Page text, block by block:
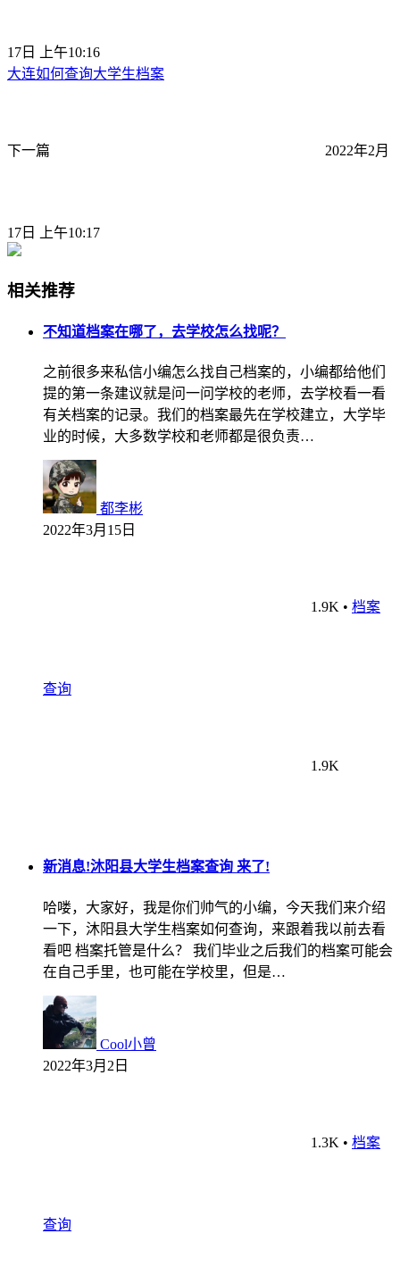
17日 上午10:16
大连如何查询大学生档案
下一篇 2022年2月
17日 上午10:17
相关推荐
不知道档案在哪了，去学校怎么找呢？
之前很多来私信小编怎么找自己档案的，小编都给他们
提的第一条建议就是问一问学校的老师，去学校看一看
有关档案的记录。我们的档案最先在学校建立，大学毕
业的时候，大多数学校和老师都是很负责…
都李彬
2022年3月15日
1.9K • 档案
查询
1.9K
新消息!沐阳县大学生档案查询 来了!
哈喽，大家好，我是你们帅气的小编，今天我们来介绍
一下，沐阳县大学生档案如何查询，来跟着我以前去看
看吧 档案托管是什么？ 我们毕业之后我们的档案可能会
在自己手里，也可能在学校里，但是…
Cool小曾
2022年3月2日
1.3K • 档案
查询